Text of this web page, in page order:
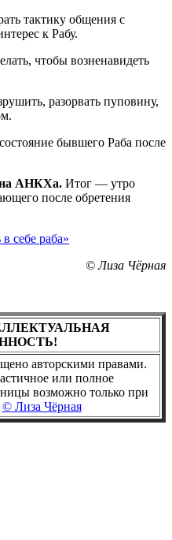
тактику общения с
к Рабу.
чтобы возненавидеть
разорвать пуповину,
бывшего Раба после
АНКХа. Итог — утро
после обретения
себе раба»
© Лиза Чёрная
авторскими правами.
или полное
возможно только при
© Лиза Чёрная